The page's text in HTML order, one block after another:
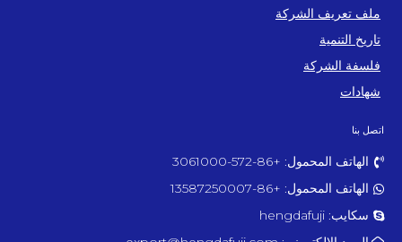
ملف تعريف الشركة
تاريخ التنمية
فلسفة الشركة
شهادات
اتصل بنا
الهاتف المحمول: +86-572-3061000
الهاتف المحمول: +86-13587250007
سكايب: hengdafuji